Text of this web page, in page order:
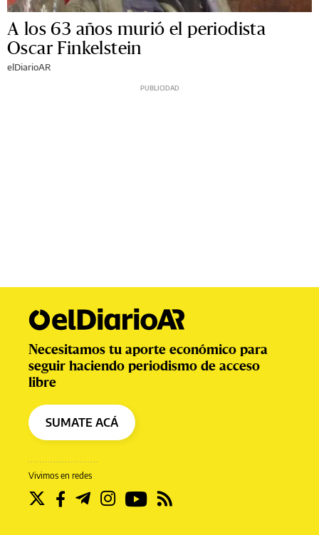
A los 63 años murió el periodista
Oscar Finkelstein
elDiarioAR
Vivimos en redes
Necesitamos tu aporte económico para
seguir haciendo periodismo de acceso
libre
SUMATE ACÁ